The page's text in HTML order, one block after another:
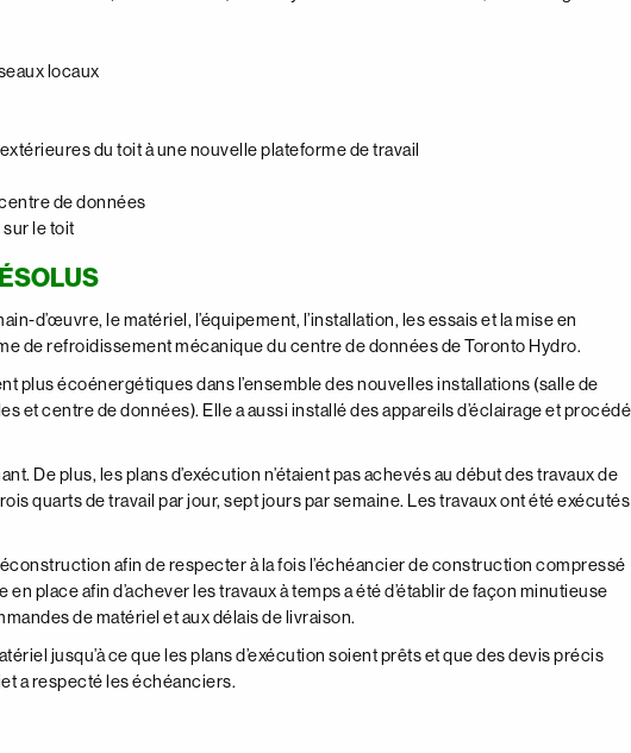
locaux
du toit à une nouvelle plateforme de travail
de données
le toit
d’œuvre, le matériel, l’équipement, l’installation, les essais et la mise en
de refroidissement mécanique du centre de données de Toronto Hydro.
plus écoénergétiques dans l’ensemble des nouvelles installations (salle de
et centre de données). Elle a aussi installé des appareils d’éclairage et procédé
De plus, les plans d’exécution n’étaient pas achevés au début des travaux de
quarts de travail par jour, sept jours par semaine. Les travaux ont été exécutés
afin de respecter à la fois l’échéancier de construction compressé
place afin d’achever les travaux à temps a été d’établir de façon minutieuse
de matériel et aux délais de livraison.
jusqu’à ce que les plans d’exécution soient prêts et que des devis précis
a respecté les échéanciers.